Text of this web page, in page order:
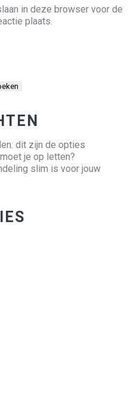
in deze browser voor de
plaats.
dit zijn de opties
je op letten?
slim is voor jouw